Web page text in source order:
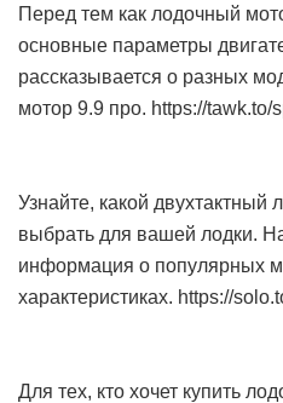
Перед тем как лодочный
основные параметры
рассказывается о разных
мотор 9.9 про. https://tawk.to/
Узнайте, какой
выбрать для вашей лодки.
информация о популярных
характеристиках. https://
Для тех, кто хочет купить